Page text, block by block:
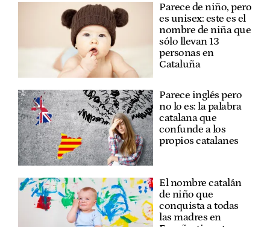
Parece de niño, pero
es unisex: este es el
nombre de niña que
sólo llevan 13
personas en
Cataluña
Parece inglés pero
no lo es: la palabra
catalana que
confunde a los
propios catalanes
El nombre catalán
de niño que
conquista a todas
las madres en